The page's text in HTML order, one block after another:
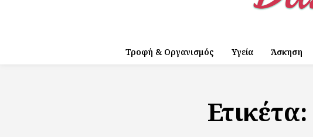
Τροφή & Οργανισμός Υγεία Άσκηση
Ετικέτα: